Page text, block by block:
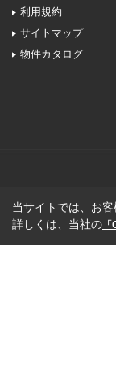
利用規約
サイトマップ
物件カタログ
当サイトでは、お
詳しくは、当社の